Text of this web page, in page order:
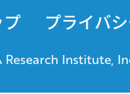
プライバ
Institute,